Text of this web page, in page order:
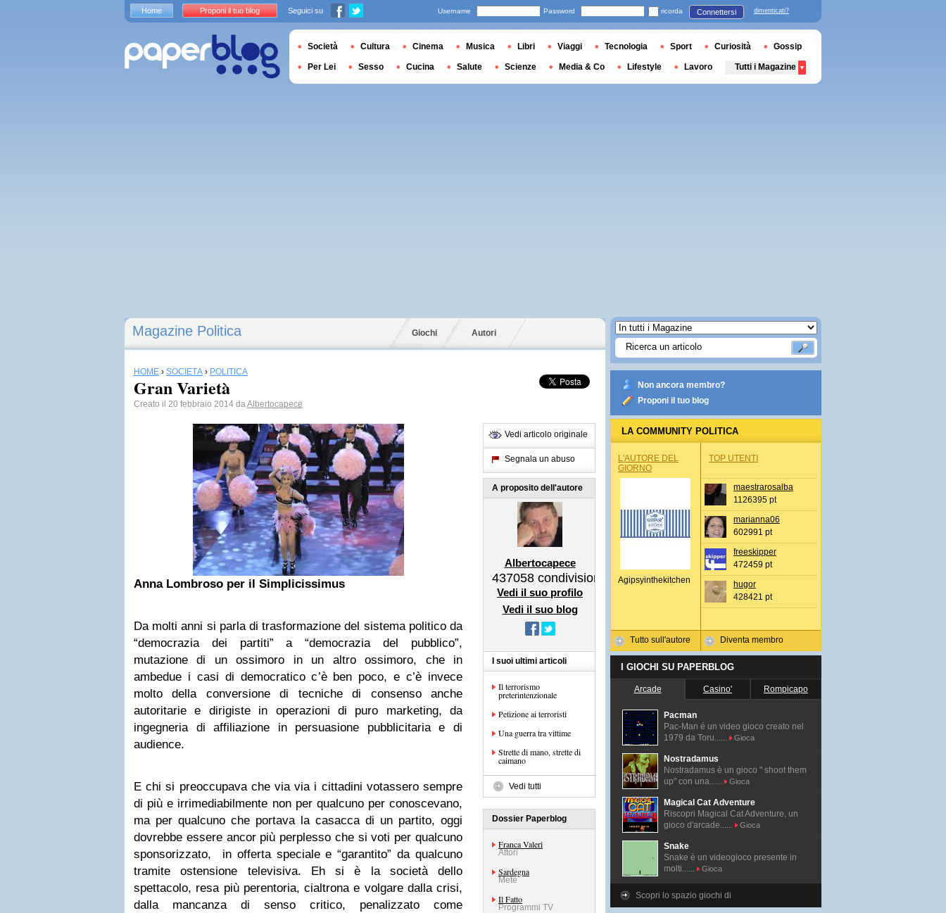
Magazine Politica Giochi Autori
HOME › SOCIETÀ › POLITICA
Gran Varietà
Creato il 20 febbraio 2014 daAlbertocapece
Anna Lombroso per il Simplicissimus
Da molti anni si parla di trasformazione del sistema politico da
“democrazia dei partiti” a “democrazia del pubblico”,
mutazione di un ossimoro in un altro ossimoro, che in
ambedue i casi di democratico c’è ben poco, e c’è invece
molto della conversione di tecniche di consenso anche
autoritarie e dirigiste in operazioni di puro marketing, da
ingegneria di affiliazione in persuasione pubblicitaria e di
audience.
E chi si preoccupava che via via i cittadini votassero sempre
di più e irrimediabilmente non per qualcuno per conoscevano,
ma per qualcuno che portava la casacca di un partito, oggi
dovrebbe essere ancor più perplesso che si voti per qualcuno
sponsorizzato, in offerta speciale e “garantito” da qualcuno
tramite ostensione televisiva. Eh si è la società dello
spettacolo, resa più perentoria, cialtrona e volgare dalla crisi,
dalla mancanza di senso critico, penalizzato come
Vedi articolo originale
Segnala un abuso
A proposito dell'autore
Albertocapece
437058 condivisioni
Vedi il suo profilo
Vedi il suo blog
I suoi ultimi articoli
Il terrorismo
preterintenzionale
Petizione ai terroristi
Una guerra tra vittime
Strette di mano, strette di
caimano
Vedi tutti
Dossier Paperblog
Franca Valeri
Attori
Sardegna
Mete
Il Fatto
Programmi TV
Non ancora membro?
Proponi il tuo blog
LA COMMUNITY POLITICA
L'AUTORE DEL
GIORNO
Agipsyinthekitchen
Tutto sull'autore
TOP UTENTI
maestrarosalba
1126395 pt
marianna06
602991 pt
freeskipper
472459 pt
hugor
428421 pt
Diventa membro
I GIOCHI SU PAPERBLOG
Arcade Casino' Rompicapo
Pacman
Pac-Man é un video gioco creato nel
1979 da Toru......
Gioca
Nostradamus
Nostradamus è un gioco " shoot them
up" con una......
Gioca
Magical Cat Adventure
Riscopri Magical Cat Adventure, un
gioco d'arcade......
Gioca
Snake
Snake è un videogioco presente in
molti......
Gioca
Scopri lo spazio giochi di
Home Proponi il tuo blog Seguici su Username Password ricorda Connettersi dimenticati?
Società Cultura Cinema Musica Libri Viaggi Tecnologia Sport Curiosità Gossip
Per Lei Sesso Cucina Salute Scienze Media & Co Lifestyle Lavoro Tutti i Magazine